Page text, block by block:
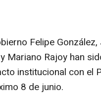
Felipe
Mariano Rajoy han
institucional con el
8 de junio.